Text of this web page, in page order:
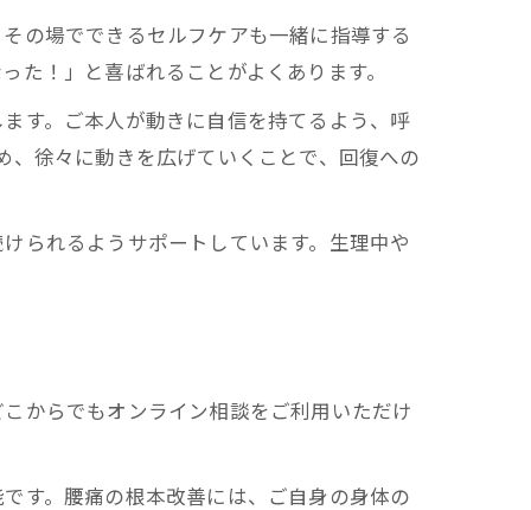
の場でできるセルフケアも一緒に指導する
た！」と喜ばれることがよくあります。
す。ご本人が動きに自信を持てるよう、呼
徐々に動きを広げていくことで、回復への
られるようサポートしています。生理中や
からでもオンライン相談をご利用いただけ
す。腰痛の根本改善には、ご自身の身体の